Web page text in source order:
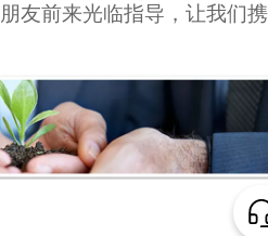
前来光临指导，让我们携